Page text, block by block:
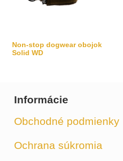
Non-stop dogwear obojok
Solid WD
Informácie
Obchodné podmienky
Ochrana súkromia